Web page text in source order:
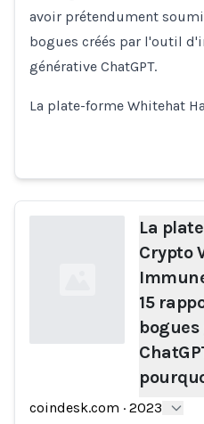
avoir prétendument
bogues créés par l'outil
générative ChatGPT.
La plate-forme Whitehat
La
Crypto
15
coindesk.com · 2023